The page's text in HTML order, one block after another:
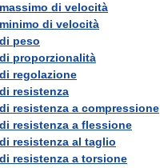
massimo di velocità
minimo di velocità
di peso
di proporzionalità
di regolazione
di resistenza
di resistenza a compressione
di resistenza a flessione
di resistenza al taglio
di resistenza a torsione